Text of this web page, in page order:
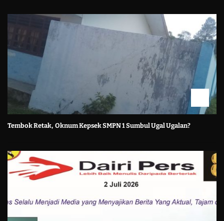
Tembok Retak, Oknum Kepsek SMPN 1 Sumbul Ugal Ugalan?